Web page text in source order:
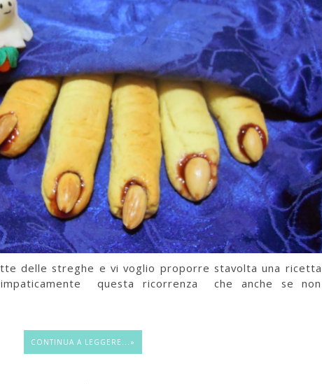
delle streghe e vi voglio proporre stavolta una ricetta
questa ricorrenza che anche se non
CONTINUA A LEGGERE...»